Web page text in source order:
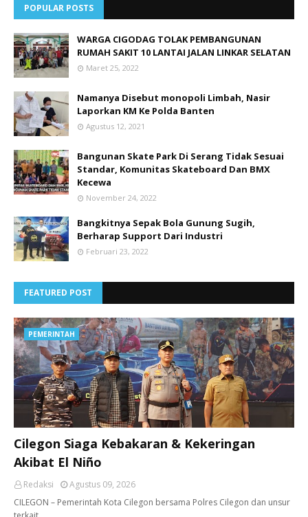
POPULAR POSTS
WARGA CIGODAG TOLAK PEMBANGUNAN
RUMAH SAKIT 10 LANTAI JALAN LINKAR SELATAN
Maret 25, 2022
Namanya Disebut monopoli Limbah, Nasir
Laporkan KM Ke Polda Banten
Agustus 12, 2021
Bangunan Skate Park Di Serang Tidak Sesuai
Standar, Komunitas Skateboard Dan BMX
Kecewa
November 24, 2022
Bangkitnya Sepak Bola Gunung Sugih,
Berharap Support Dari Industri
Februari 23, 2022
FEATURED POST
PEMERINTAH
Cilegon Siaga Kebakaran & Kekeringan
Akibat El Niño
Redaksi
Agustus 09, 2026
CILEGON – Pemerintah Kota Cilegon bersama Polres Cilegon dan unsur